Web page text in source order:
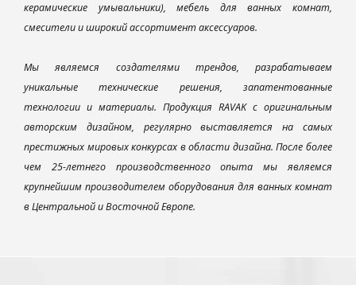
керамические умывальники), мебель для ванных комнат,
смесители и широкий ассортимент аксессуаров.
Мы являемся создателями трендов, разрабатываем
уникальные технические решения, запатентованные
технологии и материалы. Продукция RAVAK с оригинальным
авторским дизайном, регулярно выставляется на самых
престижных мировых конкурсах в области дизайна. После более
чем 25-летнего производственного опыта мы являемся
крупнейшим производителем оборудования для ванных комнат
в Центральной и Восточной Европе.